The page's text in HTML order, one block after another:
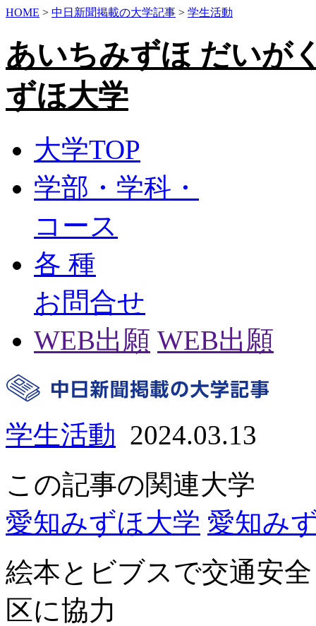
HOME > 中日新聞掲載の大学記事 > 学生活動
あいちみずほ だい
ずほ大学
大学TOP
学部・学科・
コース
各 種
お問合せ
WEB出願 WEB出願
学生活動 2024.03.13
この記事の関連大学
愛知みずほ大学 愛知み
絵本とビブスで交通安
区に協力